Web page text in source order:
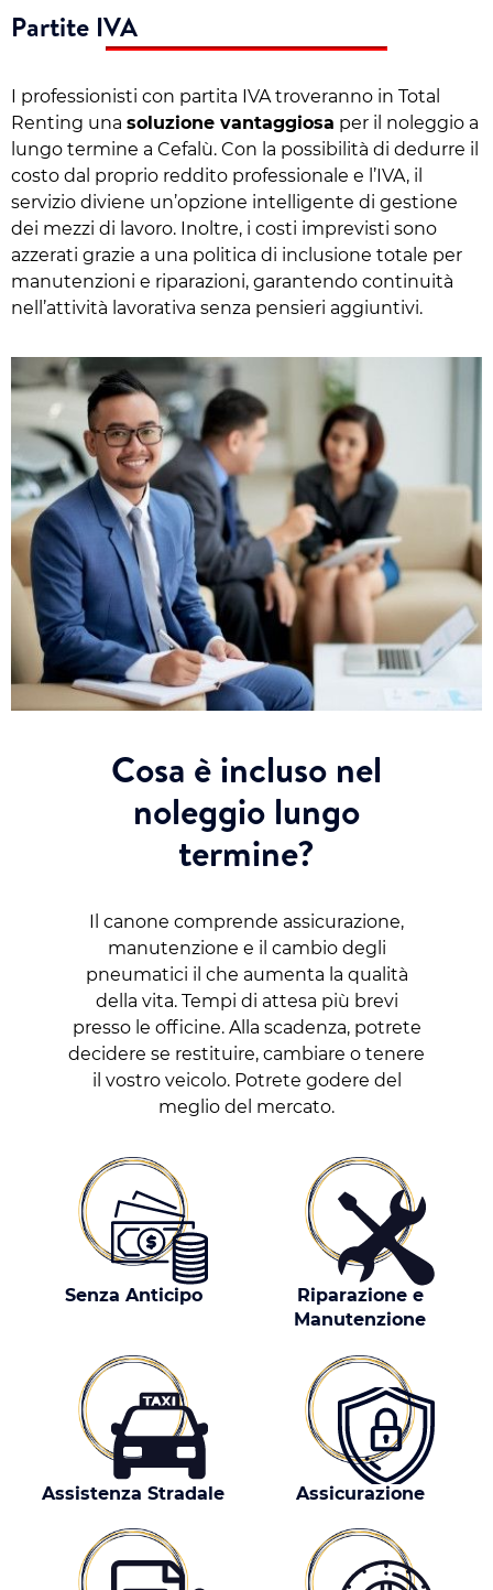
Partite IVA
I professionisti con partita IVA troveranno in Total
Renting una soluzione vantaggiosa per il noleggio a
lungo termine a Cefalù. Con la possibilità di dedurre il
costo dal proprio reddito professionale e l’IVA, il
servizio diviene un’opzione intelligente di gestione
dei mezzi di lavoro. Inoltre, i costi imprevisti sono
azzerati grazie a una politica di inclusione totale per
manutenzioni e riparazioni, garantendo continuità
nell’attività lavorativa senza pensieri aggiuntivi.
Cosa è incluso nel
noleggio lungo
termine?
Il canone comprende assicurazione,
manutenzione e il cambio degli
pneumatici il che aumenta la qualità
della vita. Tempi di attesa più brevi
presso le officine. Alla scadenza, potrete
decidere se restituire, cambiare o tenere
il vostro veicolo. Potrete godere del
meglio del mercato.
Senza Anticipo
Riparazione e
Manutenzione
Assistenza Stradale Assicurazione